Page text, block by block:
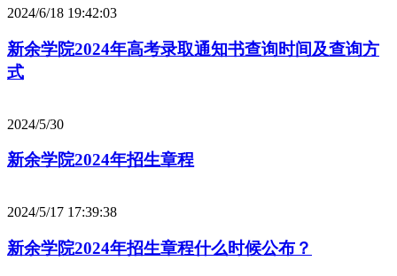
2024/6/18 19:42:03
新余学院2024年高考录取通知书查询时间及查询方
式
2024/5/30
新余学院2024年招生章程
2024/5/17 17:39:38
新余学院2024年招生章程什么时候公布？